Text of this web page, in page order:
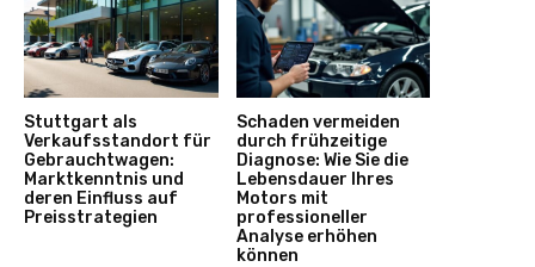
Stuttgart als
Verkaufsstandort für
Gebrauchtwagen:
Marktkenntnis und
deren Einfluss auf
Preisstrategien
Schaden vermeiden
durch frühzeitige
Diagnose: Wie Sie die
Lebensdauer Ihres
Motors mit
professioneller
Analyse erhöhen
können